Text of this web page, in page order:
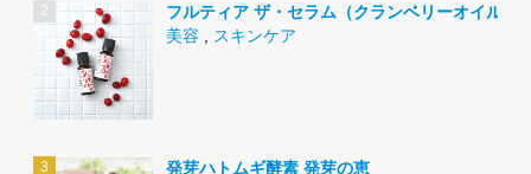
フルティア ザ・セラム（クランベリーオイル）
美容
スキンケア
発芽ハトムギ酵素 発芽の恵